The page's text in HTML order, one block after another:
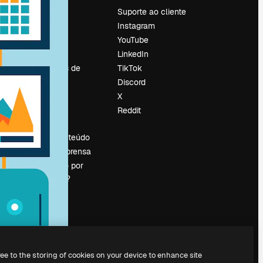
Preços
Sobre nós
Reviews
Tendências de
Eventos
Slidesgo
Vender conteúdo
Sala de imprensa
Procurando por
magnific.ai?
Suporte ao cliente
Instagram
YouTube
LinkedIn
TikTok
Discord
X
Reddit
to the storing of cookies on your device to enhance site